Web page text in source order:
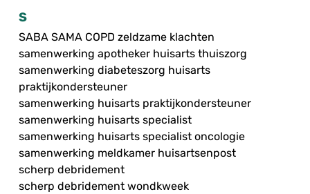
S
SABA SAMA COPD zeldzame klachten
samenwerking apotheker huisarts thuiszorg
samenwerking diabeteszorg huisarts
praktijkondersteuner
samenwerking huisarts praktijkondersteuner
samenwerking huisarts specialist
samenwerking huisarts specialist oncologie
samenwerking meldkamer huisartsenpost
scherp debridement
scherp debridement wondkweek